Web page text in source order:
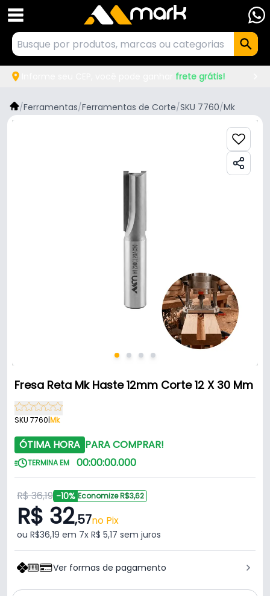
frete grátis!
/Ferramentas/Ferramentas de Corte/SKU 7760/Mk
Fresa Reta Mk Haste 12mm Corte 12 X 30 Mm
SKU 7760|Mk
ÓTIMA HORA PARA COMPRAR!
TERMINA EM 00:00:00.000
R$ 36,19 -10% Economize R$3,62
R$ 32,57no Pix
ou R$36,19 em 7x R$ 5,17 sem juros
Ver formas de pagamento